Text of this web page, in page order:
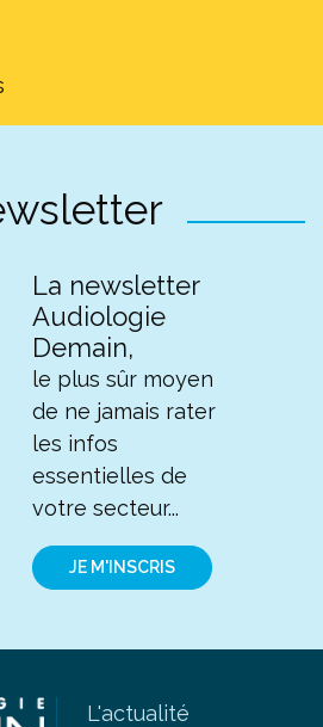
La newsletter
Audiologie
Demain,
le plus sûr moyen
de ne jamais rater
les infos
essentielles de
votre secteur...
JE M'INSCRIS
L'actualité